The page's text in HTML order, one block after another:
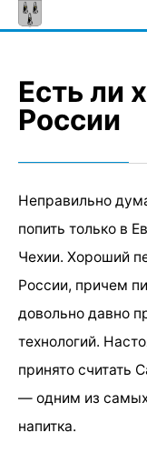
Skip
to
Есть ли
России
Неправильно
попить только в
Чехии. Хороший
России, причем
довольно давно
технологий.
принято считать
— одним из самых
напитка.